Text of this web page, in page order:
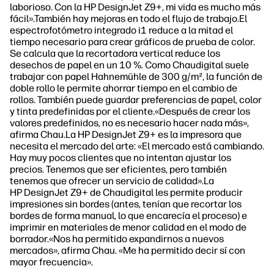
laborioso. Con la HP DesignJet Z9+, mi vida es mucho más
fácil».También hay mejoras en todo el flujo de trabajo.El
espectrofotómetro integrado i1 reduce a la mitad el
tiempo necesario para crear gráficos de prueba de color.
Se calcula que la recortadora vertical reduce los
desechos de papel en un 10 %. Como Chaudigital suele
trabajar con papel Hahnemühle de 300 g/m², la función de
doble rollo le permite ahorrar tiempo en el cambio de
rollos. También puede guardar preferencias de papel, color
y tinta predefinidas por el cliente.«Después de crear los
valores predefinidos, no es necesario hacer nada más»,
afirma Chau.La HP DesignJet Z9+ es la impresora que
necesita el mercado del arte: «El mercado está cambiando.
Hay muy pocos clientes que no intentan ajustar los
precios. Tenemos que ser eficientes, pero también
tenemos que ofrecer un servicio de calidad».La
HP DesignJet Z9+ de Chaudigital les permite producir
impresiones sin bordes (antes, tenían que recortar los
bordes de forma manual, lo que encarecía el proceso) e
imprimir en materiales de menor calidad en el modo de
borrador.«Nos ha permitido expandirnos a nuevos
mercados», afirma Chau. «Me ha permitido decir sí con
mayor frecuencia».